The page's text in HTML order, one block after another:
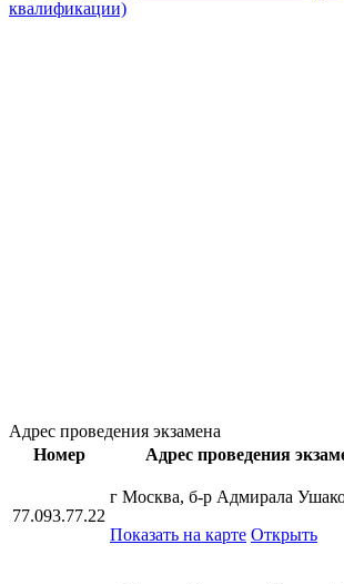
квалификации)
Адрес проведения экзамена
Номер
Адрес проведения
77.093.77.22
г Москва, б-р Адмирала
Показать на карте Открыть